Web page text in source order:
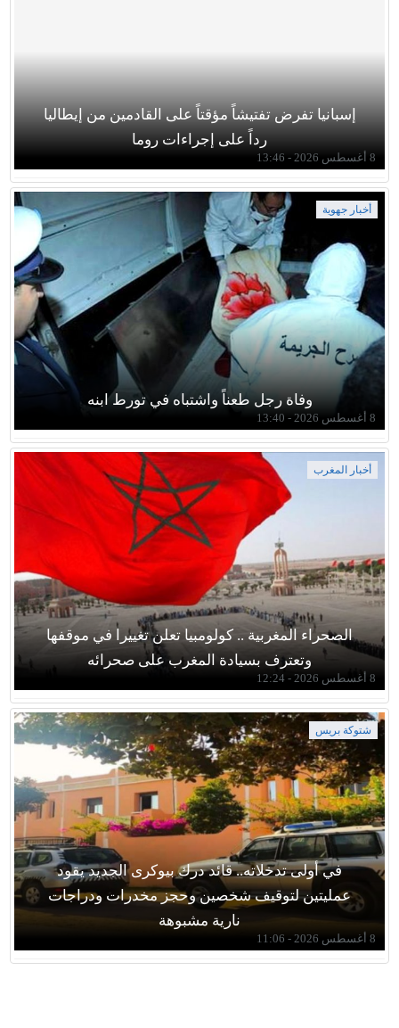
إسبانيا تفرض تفتيشاً مؤقتاً على القادمين من إيطاليا
رداً على إجراءات روما
8 أغسطس 2026 - 13:46
أخبار جهوية
وفاة رجل طعناً واشتباه في تورط ابنه
8 أغسطس 2026 - 13:40
أخبار المغرب
الصحراء المغربية .. كولومبيا تعلن تغييرا في موقفها
وتعترف بسيادة المغرب على صحرائه
8 أغسطس 2026 - 12:24
شتوكة بريس
في أولى تدخلاته.. قائد درك بيوكرى الجديد يقود
عمليتين لتوقيف شخصين وحجز مخدرات ودراجات
نارية مشبوهة
8 أغسطس 2026 - 11:06